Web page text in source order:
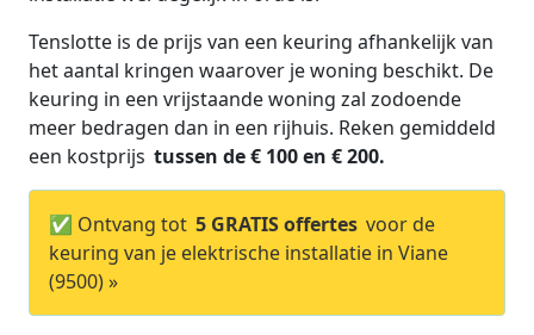
Tenslotte is de prijs van een keuring afhankelijk van
het aantal kringen waarover je woning beschikt. De
keuring in een vrijstaande woning zal zodoende
meer bedragen dan in een rijhuis. Reken gemiddeld
een kostprijs tussen de € 100 en € 200.
✅ Ontvang tot 5 GRATIS offertes voor de
keuring van je elektrische installatie in Viane
(9500) »